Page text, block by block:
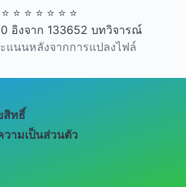
⭐ ⭐ ⭐ ⭐ ⭐ ⭐
อิงจาก 133652 บทวิจารณ์
นนหลังจากการแปลงไฟล์
สิทธิ์
วามเป็นส่วนตัว